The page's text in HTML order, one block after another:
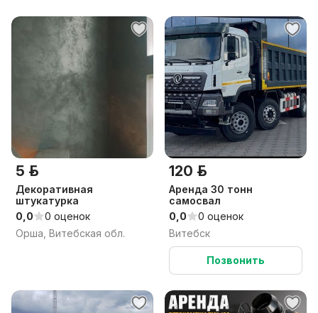
5 р.
Декоративная
штукатурка
0,0
0 оценок
Орша, Витебская обл.
120 р.
Аренда 30 тонн
самосвал
0,0
0 оценок
Витебск
Позвонить